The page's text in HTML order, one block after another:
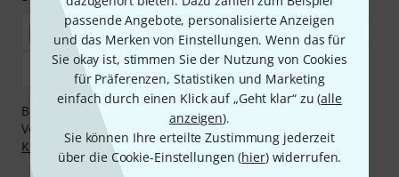
passende Angebote, personalisierte Anzeigen
und das Merken von Einstellungen. Wenn das für
Sie okay ist, stimmen Sie der Nutzung von Cookies
für Präferenzen, Statistiken und Marketing
einfach durch einen Klick auf „Geht klar“ zu (alle
anzeigen).
Sie können Ihre erteilte Zustimmung jederzeit
über die Cookie-Einstellungen (hier) widerrufen.
Bezahlen Sie vertraulich und sicher per Nachnahme,
Vorkasse, PayPal, Amazon Pay,Klarna Sofort bezahlen
Klarna Ratenzahlungoder Kreditkarte.